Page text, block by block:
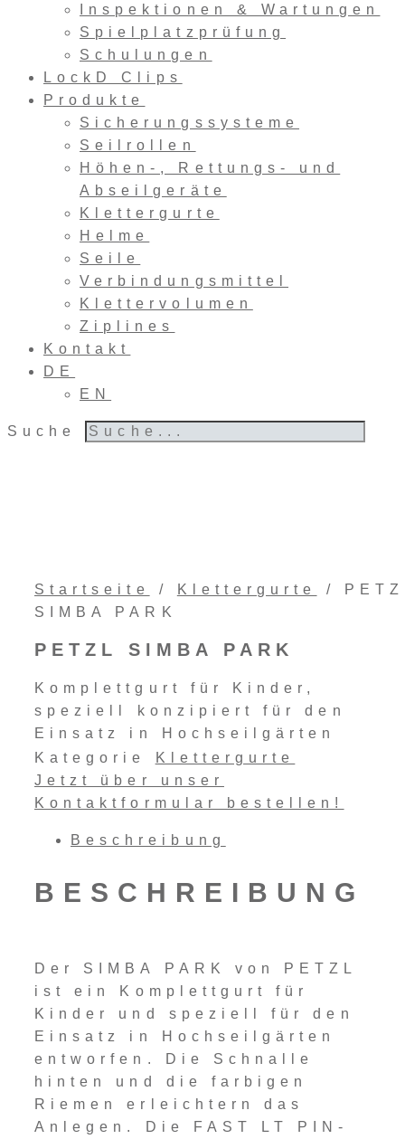
Inspektionen & Wartungen
Spielplatzprüfung
Schulungen
LockD Clips
Produkte
Sicherungssysteme
Seilrollen
Höhen-, Rettungs- und
Abseilgeräte
Klettergurte
Helme
Seile
Verbindungsmittel
Klettervolumen
Ziplines
Kontakt
DE
EN
Suche
Startseite / Klettergurte
/
SIMBA PARK
PETZL SIMBA PARK
Komplettgurt für Kinder,
speziell konzipiert für den
Einsatz in Hochseilgärten
Kategorie
Klettergurte
Jetzt über unser
Kontaktformular bestellen!
Beschreibung
BESCHREIBUNG
Der SIMBA PARK von PETZL
ist ein Komplettgurt für
Kinder und speziell für den
Einsatz in Hochseilgärten
entworfen. Die Schnalle
hinten und die farbigen
Riemen erleichtern das
Anlegen. Die FAST LT PIN-